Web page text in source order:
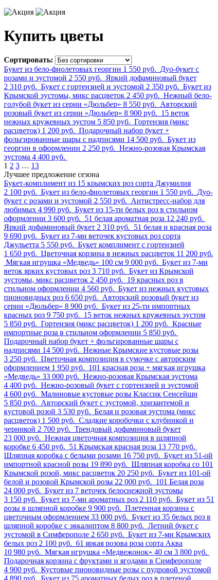
Купить цветы
Сортировать:
Букет из бело-фиолетовых георгин 1 550 руб. Дуо-букет с
розами и эустомой 2 550 руб. Яркий дофаминовый букет
2 310 руб. Букет с гортензией и эустомой 2 350 руб. Букет из
Крымской эустомы, микс расцветок 2 450 руб. Нежный бело-
голубой букет из серии «Дюльбер» 8 550 руб. Авторский
розовый букет из серии «Дюльбер» 8 900 руб. 15 веток
нежных кружевных эустом 5 850 руб. Гортензия (микс
расцветок) 1 200 руб. Подарочный набор букет +
фольгированные шары с надписями 14 500 руб. Букет из
георгин в оформлении 2 250 руб. Нежно-розовая Крымская
эустома 4 400 руб.
1 2 3 … 13
Лучшее предложение сезона
Букет-комплимент из 15 крымских роз сорта Джумилия
2 100 руб. Букет из бело-фиолетовых георгин 1 550 руб. Дуо-
букет с розами и эустомой 2 550 руб. Антистресс-набор для
любимых 4 990 руб. Букет из 15-ти белых роз в стильном
оформлении 3 600 руб. 51 белая ароматная роза 12 240 руб.
Яркий дофаминовый букет 2 310 руб. 51 белая и красная роза
9 690 руб. Букет из 7-ми веточек кустовых роз сорта
Джульетта 5 550 руб. Букет комплимент с гортензией
1 650 руб. Цветочная корзина в нежных расцветок 11 200 руб.
Мягкая игрушка «Медведь» 100 см 9 000 руб. Букет из 7-ми
веток ярких кустовых роз 3 710 руб. Букет из Крымской
эустомы, микс расцветок 2 450 руб. 19 красных роз в
стильном оформлении 4 560 руб. Букет из нежных кустовых
пионовидных роз 6 650 руб. Авторский розовый букет из
серии «Дюльбер» 8 900 руб. Букет из 25-ти импортных
красных роз 9 750 руб. 15 веток нежных кружевных эустом
5 850 руб. Гортензия (микс расцветок) 1 200 руб. Красные
импортные роза в стильном оформлении 5 850 руб.
Подарочный набор букет + фольгированные шары с
надписями 14 500 руб. Нежные Крымские кустовые розы
3 250 руб. Цветочная композиция в сумочке с авторским
оформлением 1 950 руб. 101 красная роза + мягкая игрушка
«Медведь» 33 000 руб. Нежно-розовая Крымская эустома
4 400 руб. Нежно-розовый букет с гортензией и эустомой
4 600 руб. Малиновые кустовые розы Классик Сенсейшн
5 850 руб. Авторский букет с эустомой, хризантемой и
кустовой розой 3 530 руб. Белая и розовая эустома (микс
расцветок) 1 500 руб. Сладкие коробочки с клубникой и
черникой 2 700 руб. Трендовый дофаминовый букет
23 000 руб. Нежная цветочная композиция в шляпной
коробке 6 450 руб. 51 Крымская красная роза 13 770 руб.
Шляпная коробка с белыми розами 16 750 руб. Букет из 51-ой
импортной красной розы 19 890 руб. Шляпная коробка со 101
Крымской розой, микс расцветок 20 250 руб. Букет из 101-ой
белой и розовой Крымской розы 22 000 руб. 101 Белая роза
24 000 руб. Букет из 7 веточек белоснежной эустомы
3 150 руб. Букет из 7-ми ароматных роз 2 110 руб. Букет из 51
розы в шляпной коробке 9 900 руб. Плетенная корзина с
цветочным оформлением 33 000 руб. Букет из 35 белых роз в
шляпной коробке с эвкалиптом 8 800 руб. Летний букет с
эустомой в Симферополе 2 650 руб. Букет из 7-ми Крымских
белых роз 2 100 руб. 61 яркая розова роза сорта Аква
10 980 руб. Мягкая игрушка «Медвежонок» 40 см 3 800 руб.
Подарочная корзина с фруктами и ягодами в Симферополе
4 900 руб. Кустовые пионовидные розы с пудровой эустомой
4 890 руб.
Букет из 75 ароматных белых роз в плетеной